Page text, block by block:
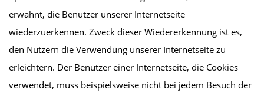
erwähnt, die Benutzer unserer Internetseite
wiederzuerkennen. Zweck dieser Wiedererkennung ist es,
den Nutzern die Verwendung unserer Internetseite zu
erleichtern. Der Benutzer einer Internetseite, die Cookies
verwendet, muss beispielsweise nicht bei jedem Besuch der